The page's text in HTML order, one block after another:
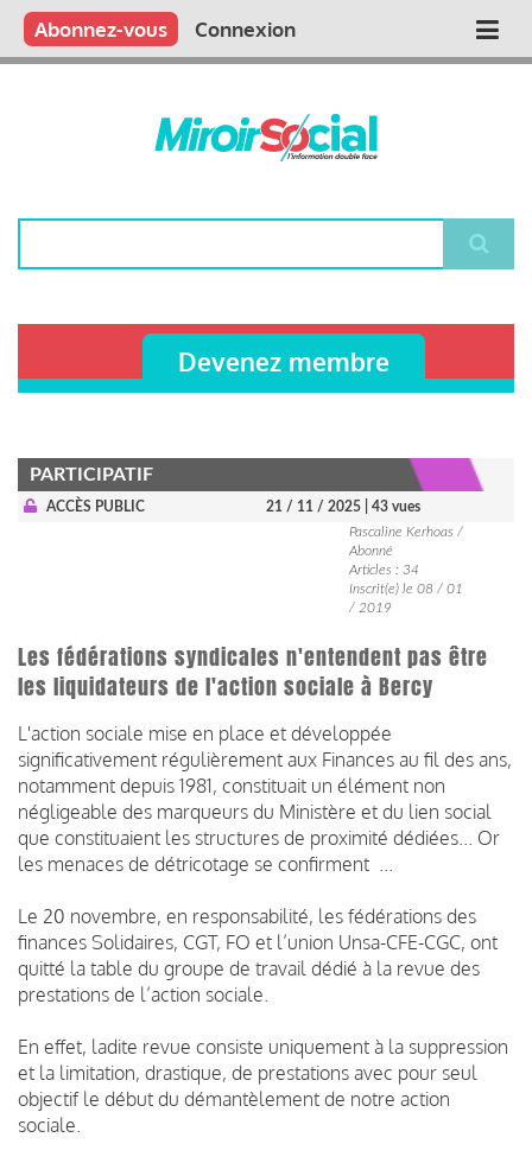
Aller
contenu
Main
Qui sommes nous ?
Vous publiez
Nous publions
Contactez-nous
Abonnez-vous Connexion
Devenez membre
PARTICIPATIF
ACCÈS PUBLIC 21 / 11 / 2025
| 43 vues
Pascaline Kerhoas /
Abonné
Articles : 34
Inscrit(e) le 08 / 01
/ 2019
Les fédérations syndicales n'entendent pas être
les liquidateurs de l'action sociale à Bercy
L'action sociale mise en place et développée
significativement régulièrement aux Finances au fil des ans,
notamment depuis 1981, constituait un élément non
négligeable des marqueurs du Ministère et du lien social
que constituaient les structures de proximité dédiées... Or
les menaces de détricotage se confirment ...
Le 20 novembre, en responsabilité, les fédérations des
finances Solidaires, CGT, FO et l’union Unsa-CFE-CGC, ont
quitté la table du groupe de travail dédié à la revue des
prestations de l’action sociale.
En effet, ladite revue consiste uniquement à la suppression
et la limitation, drastique, de prestations avec pour seul
objectif le début du démantèlement de notre action
sociale.